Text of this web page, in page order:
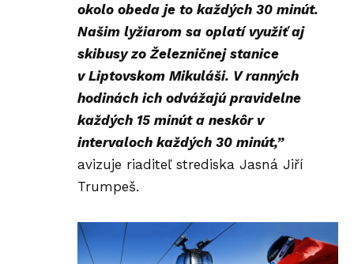
okolo obeda je to každých 30 minút.
Našim lyžiarom sa oplatí využiť aj
skibusy zo Železničnej stanice
v Liptovskom Mikuláši. V ranných
hodinách ich odvážajú pravidelne
každých 15 minút a neskôr v
intervaloch každých 30 minút,”
avizuje riaditeľ strediska Jasná Jiří
Trumpeš.